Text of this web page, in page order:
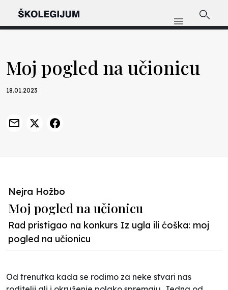
Moj pogled na učionicu
18.01.2023
Nejra Hožbo
Moj pogled na učionicu
Rad pristigao na konkurs Iz ugla ili ćoška: moj
pogled na učionicu
Od trenutka kada se rodimo za neke stvari nas